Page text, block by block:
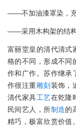
——不加油漆罩染，充
——采用木构架的结
富丽堂皇的清代清式
格的不同，形成不同
作和广作。苏作继承
作很注重雕刻 装饰，
清代家具工艺在乾隆
民间艺人，所制造的
精巧，极富欣赏价值